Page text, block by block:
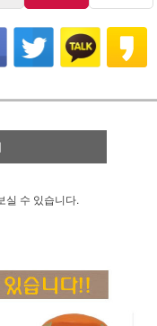
실 수 있습니다.